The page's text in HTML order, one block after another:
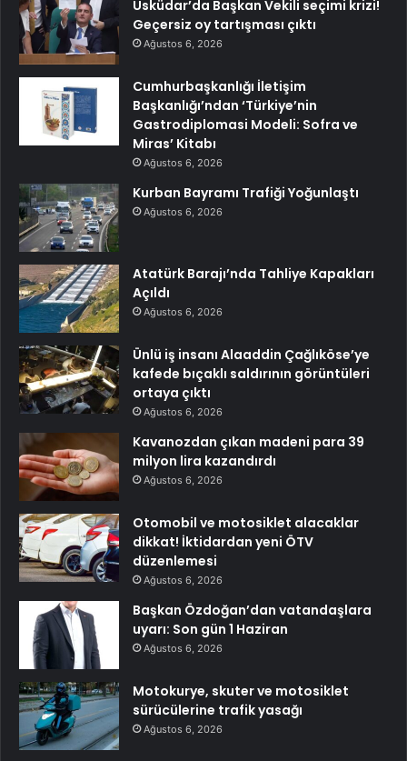
Üsküdar’da Başkan Vekili seçimi krizi!
Geçersiz oy tartışması çıktı
Ağustos 6, 2026
Cumhurbaşkanlığı İletişim
Başkanlığı’ndan ‘Türkiye’nin
Gastrodiplomasi Modeli: Sofra ve
Miras’ Kitabı
Ağustos 6, 2026
Kurban Bayramı Trafiği Yoğunlaştı
Ağustos 6, 2026
Atatürk Barajı’nda Tahliye Kapakları
Açıldı
Ağustos 6, 2026
Ünlü iş insanı Alaaddin Çağlıköse’ye
kafede bıçaklı saldırının görüntüleri
ortaya çıktı
Ağustos 6, 2026
Kavanozdan çıkan madeni para 39
milyon lira kazandırdı
Ağustos 6, 2026
Otomobil ve motosiklet alacaklar
dikkat! İktidardan yeni ÖTV
düzenlemesi
Ağustos 6, 2026
Başkan Özdoğan’dan vatandaşlara
uyarı: Son gün 1 Haziran
Ağustos 6, 2026
Motokurye, skuter ve motosiklet
sürücülerine trafik yasağı
Ağustos 6, 2026